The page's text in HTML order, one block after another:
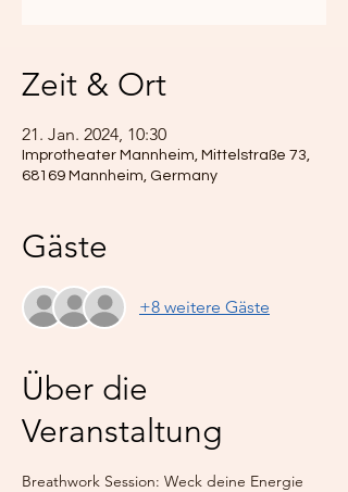
Zeit & Ort
21. Jan. 2024, 10:30
Improtheater Mannheim, Mittelstraße 73,
68169 Mannheim, Germany
Gäste
+8 weitere Gäste
Über die
Veranstaltung
Breathwork Session: Weck deine Energie